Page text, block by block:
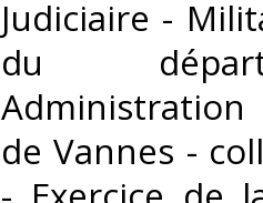
Judiciaire -
du
de Vannes -